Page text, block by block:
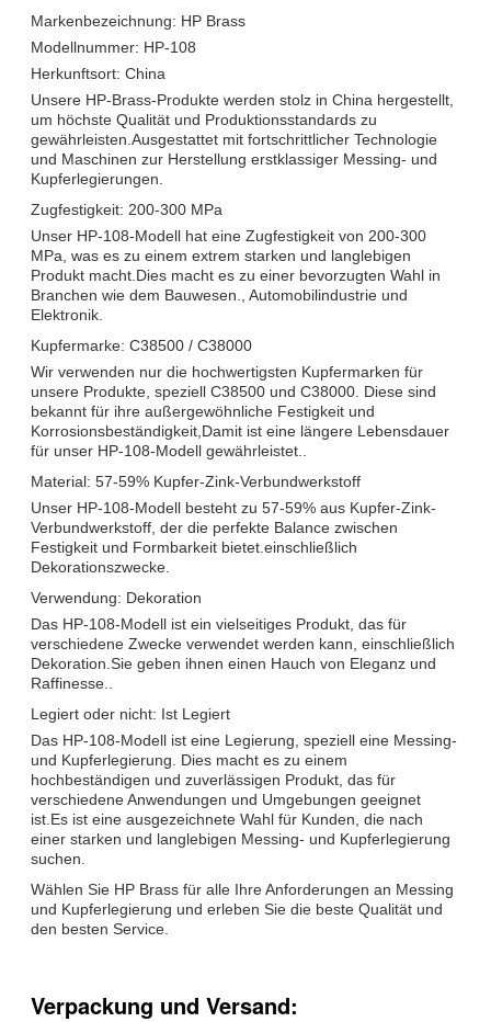
Markenbezeichnung: HP Brass
Modellnummer: HP-108
Herkunftsort: China
Unsere HP-Brass-Produkte werden stolz in China hergestellt,
um höchste Qualität und Produktionsstandards zu
gewährleisten.Ausgestattet mit fortschrittlicher Technologie
und Maschinen zur Herstellung erstklassiger Messing- und
Kupferlegierungen.
Zugfestigkeit: 200-300 MPa
Unser HP-108-Modell hat eine Zugfestigkeit von 200-300
MPa, was es zu einem extrem starken und langlebigen
Produkt macht.Dies macht es zu einer bevorzugten Wahl in
Branchen wie dem Bauwesen., Automobilindustrie und
Elektronik.
Kupfermarke: C38500 / C38000
Wir verwenden nur die hochwertigsten Kupfermarken für
unsere Produkte, speziell C38500 und C38000. Diese sind
bekannt für ihre außergewöhnliche Festigkeit und
Korrosionsbeständigkeit,Damit ist eine längere Lebensdauer
für unser HP-108-Modell gewährleistet..
Material: 57-59% Kupfer-Zink-Verbundwerkstoff
Unser HP-108-Modell besteht zu 57-59% aus Kupfer-Zink-
Verbundwerkstoff, der die perfekte Balance zwischen
Festigkeit und Formbarkeit bietet.einschließlich
Dekorationszwecke.
Verwendung: Dekoration
Das HP-108-Modell ist ein vielseitiges Produkt, das für
verschiedene Zwecke verwendet werden kann, einschließlich
Dekoration.Sie geben ihnen einen Hauch von Eleganz und
Raffinesse..
Legiert oder nicht: Ist Legiert
Das HP-108-Modell ist eine Legierung, speziell eine Messing-
und Kupferlegierung. Dies macht es zu einem
hochbeständigen und zuverlässigen Produkt, das für
verschiedene Anwendungen und Umgebungen geeignet
ist.Es ist eine ausgezeichnete Wahl für Kunden, die nach
einer starken und langlebigen Messing- und Kupferlegierung
suchen.
Wählen Sie HP Brass für alle Ihre Anforderungen an Messing
und Kupferlegierung und erleben Sie die beste Qualität und
den besten Service.
Verpackung und Versand: